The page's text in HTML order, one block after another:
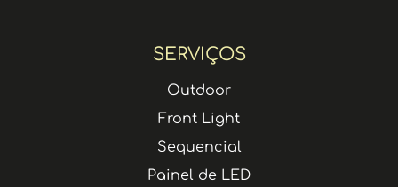
SERVIÇOS
Outdoor
Front Light
Sequencial
Painel de LED